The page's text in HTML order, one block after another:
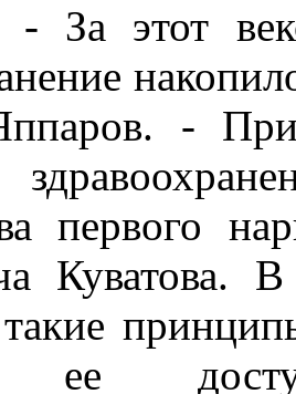
вековой
-
первого
Куватова.